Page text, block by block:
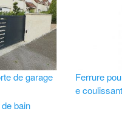
de garage
Ferrure
e
bain